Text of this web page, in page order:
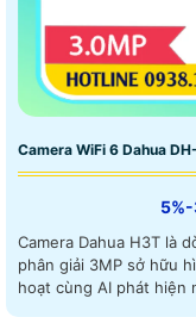
Camera WiFi 6 Dahua
Camera Dahua H3T là
phân giải 3MP sở hữu
hoạt cùng AI phát hiện